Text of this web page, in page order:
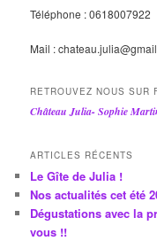
Téléphone : 0618007922
Mail :
RETROUVEZ NOUS SUR
Château Julia- Sophie
ARTICLES RÉCENTS
Le Gîte de Julia !
Nos actualités cet été
Dégustations avec la
vous !!